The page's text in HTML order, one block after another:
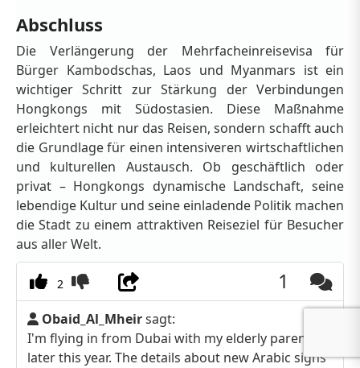
Abschluss
Die Verlängerung der Mehrfacheinreisevisa für
Bürger Kambodschas, Laos und Myanmars ist ein
wichtiger Schritt zur Stärkung der Verbindungen
Hongkongs mit Südostasien. Diese Maßnahme
erleichtert nicht nur das Reisen, sondern schafft auch
die Grundlage für einen intensiveren wirtschaftlichen
und kulturellen Austausch. Ob geschäftlich oder
privat – Hongkongs dynamische Landschaft, seine
lebendige Kultur und seine einladende Politik machen
die Stadt zu einem attraktiven Reiseziel für Besucher
aus aller Welt.
2 1
Obaid_Al_Mheirsagt:
I'm flying in from Dubai with my elderly parents
later this year. The details about new Arabic signs